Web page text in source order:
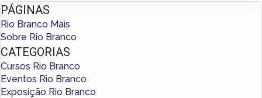
PÁGINAS
Rio Branco Mais
Sobre Rio Branco
CATEGORIAS
Cursos Rio Branco
Eventos Rio Branco
Exposição Rio Branco